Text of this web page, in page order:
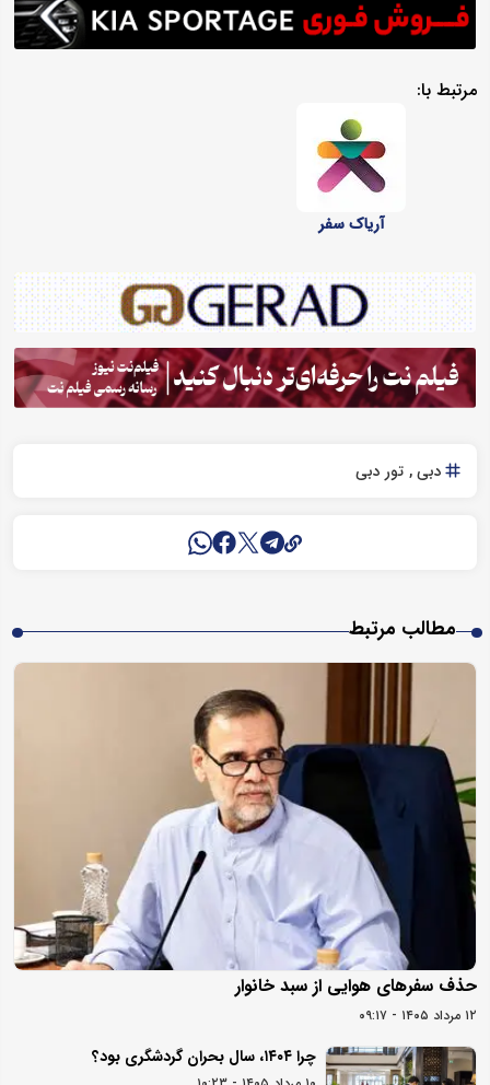
مرتبط با:
آریاک سفر
دبی تور دبی
مطالب مرتبط
حذف سفرهای هوایی از سبد خانوار
۱۲ مرداد ۱۴۰۵ - ۰۹:۱۷
چرا ۱۴۰۴، سال بحران گردشگری بود؟